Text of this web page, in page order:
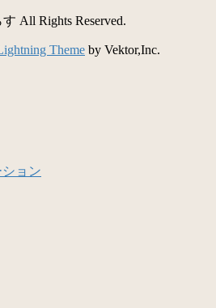
All Rights Reserved.
Theme by Vektor,Inc.
ョン